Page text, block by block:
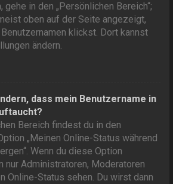
gehe in den „Persönlichen Bereich“;
oben auf der Seite angezeigt,
klickst. Dort kannst
ändern.
dass mein Benutzername in
Bereich findest du in den
„Meinen Online-Status während
Wenn du diese Option
nur Administratoren, Moderatoren
Online-Status sehen. Du wirst dann